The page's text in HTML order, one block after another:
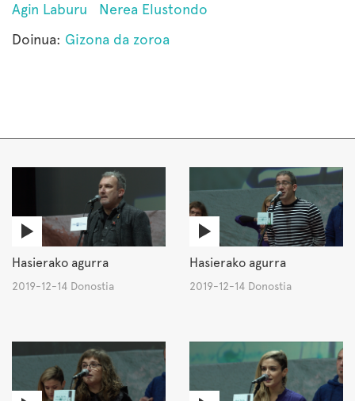
Agin Laburu
Nerea Elustondo
Doinua: Gizona da zoroa
Hasierako agurra
2019-12-14 Donostia
Hasierako agurra
2019-12-14 Donostia